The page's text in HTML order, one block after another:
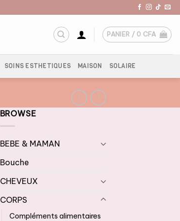
PANIER / 0 CFA
SOINS ESTHETIQUES MAISON SOLAIRE
BROWSE
BEBE & MAMAN
Bouche
CHEVEUX
CORPS
Compléments alimentaires